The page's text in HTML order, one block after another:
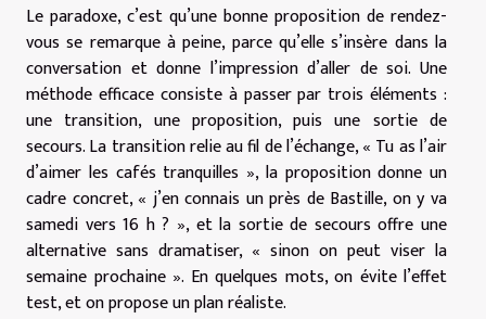
Le paradoxe, c’est qu’une bonne proposition de rendez-
vous se remarque à peine, parce qu’elle s’insère dans la
conversation et donne l’impression d’aller de soi. Une
méthode efficace consiste à passer par trois éléments :
une transition, une proposition, puis une sortie de
secours. La transition relie au fil de l’échange, « Tu as l’air
d’aimer les cafés tranquilles », la proposition donne un
cadre concret, « j’en connais un près de Bastille, on y va
samedi vers 16 h ? », et la sortie de secours offre une
alternative sans dramatiser, « sinon on peut viser la
semaine prochaine ». En quelques mots, on évite l’effet
test, et on propose un plan réaliste.